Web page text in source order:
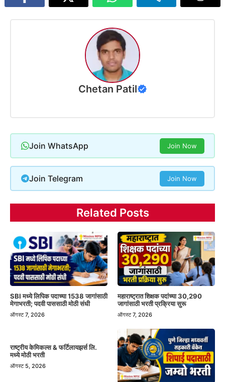
Chetan Patil
Join WhatsApp Join Now
Join Telegram Join Now
Related Posts
SBI मध्ये लिपिक पदाच्या 1538 जागांसाठी
मेगाभरती; पदवी पाससाठी मोठी संधी
ऑगस्ट 7, 2026
महाराष्ट्रात शिक्षक पदांच्या 30,290
जागांसाठी भरती प्रक्रिया सुरू
ऑगस्ट 7, 2026
राष्ट्रीय केमिकल्स & फर्टिलायझर्स लि.
मध्ये मोठी भरती
ऑगस्ट 5, 2026